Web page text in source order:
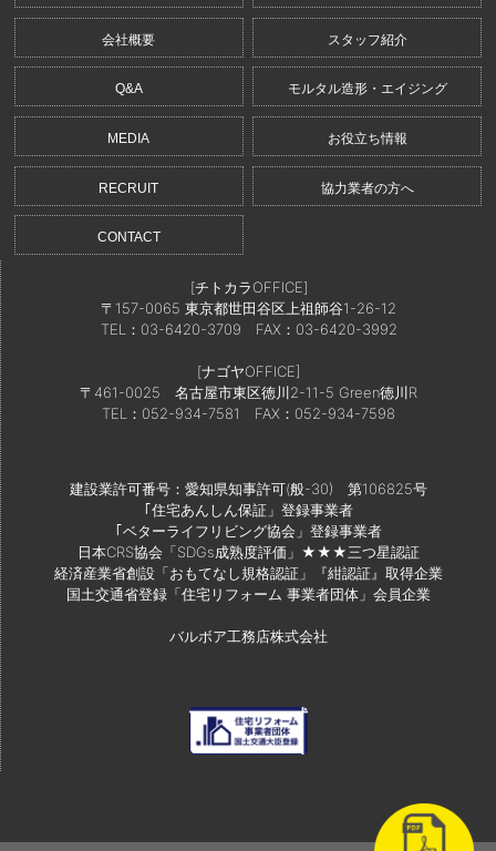
会社概要 スタッフ紹介
Q&A モルタル造形・エイジング
MEDIA お役立ち情報
RECRUIT 協力業者の方へ
CONTACT
[チトカラOFFICE]
〒157-0065 東京都世田谷区上祖師谷1-26-12
TEL：03-6420-3709 FAX：03-6420-3992
[ナゴヤOFFICE]
〒461-0025 名古屋市東区徳川2-11-5 Green徳川R
TEL：052-934-7581
FAX：052-934-7598
建設業許可番号：愛知県知事許可(般-30) 第106825号
｢住宅あんしん保証」登録事業者
｢ベターライフリビング協会」登録事業者
日本CRS協会「SDGs成熟度評価」★★★三つ星認証
経済産業省創設「おもてなし規格認証」『紺認証』取得企業
国土交通省登録「住宅リフォーム 事業者団体」会員企業
バルボア工務店株式会社